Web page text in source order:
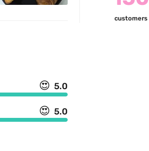
customers
😍 5.0
😍 5.0